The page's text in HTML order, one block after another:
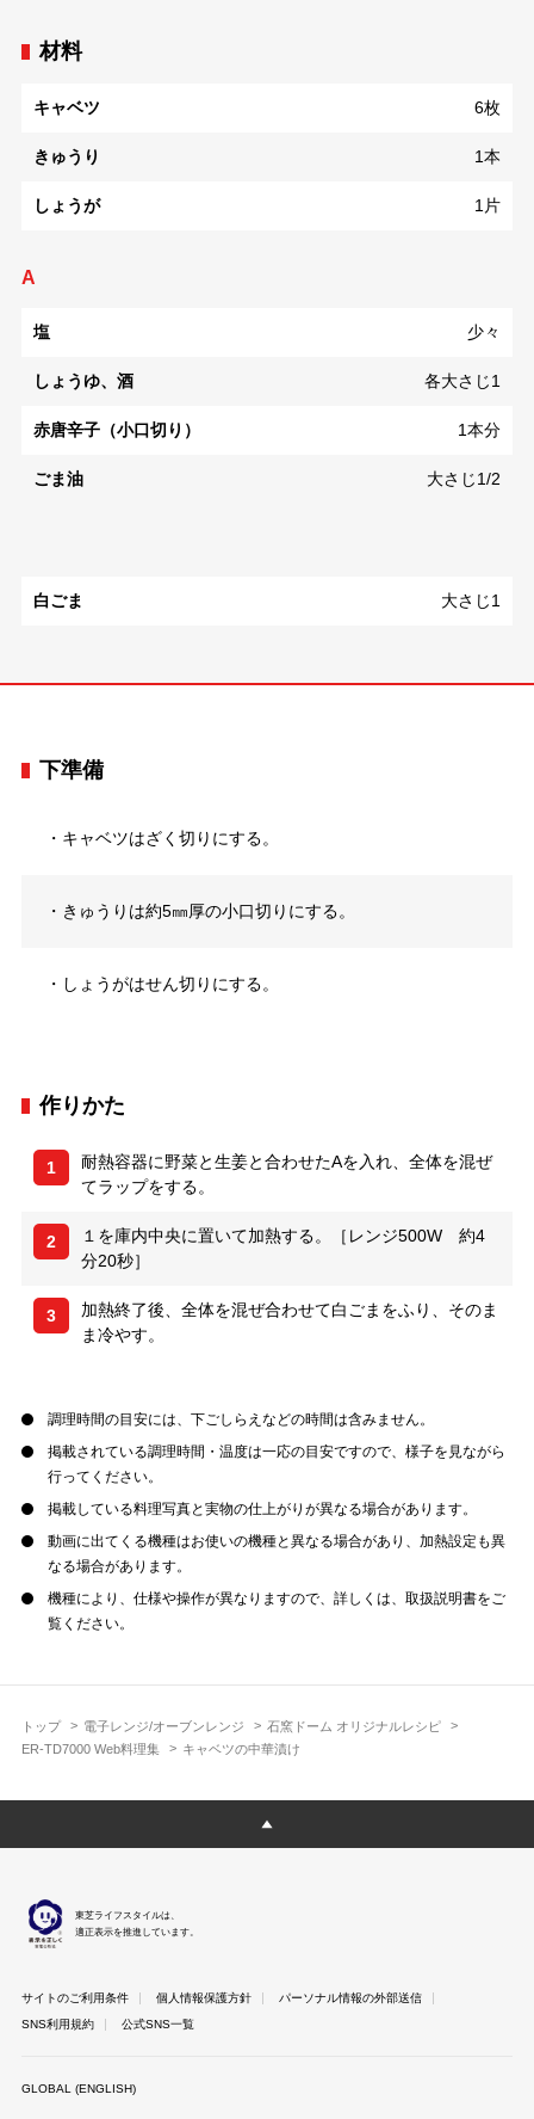
トップ 電子レンジ/オーブンレンジ
石窯ドーム オリジナルレシピ
ER-TD7000 Web料理集
キャベツの中華漬け
材料
キャベツ 6枚
きゅうり 1本
しょうが 1片
A
塩 少々
しょうゆ、酒 各大さじ1
赤唐辛子（小口切り） 1本分
ごま油 大さじ1/2
白ごま 大さじ1
下準備
・キャベツはざく切りにする。
・きゅうりは約5㎜厚の小口切りにする。
・しょうがはせん切りにする。
作りかた
1
耐熱容器に野菜と生姜と合わせたAを入れ、全体を混ぜ
てラップをする。
2
１を庫内中央に置いて加熱する。［レンジ500W 約4
分20秒］
3
加熱終了後、全体を混ぜ合わせて白ごまをふり、そのま
ま冷やす。
調理時間の目安には、下ごしらえなどの時間は含みません。
掲載されている調理時間・温度は一応の目安ですので、様子を見ながら
行ってください。
掲載している料理写真と実物の仕上がりが異なる場合があります。
動画に出てくる機種はお使いの機種と異なる場合があり、加熱設定も異
なる場合があります。
機種により、仕様や操作が異なりますので、詳しくは、取扱説明書をご
覧ください。
東芝ライフスタイルは、
適正表示を推進しています。
サイトのご利用条件 個人情報保護方針
パーソナル情報の外部送信
SNS利用規約
公式SNS一覧
GLOBAL (ENGLISH)